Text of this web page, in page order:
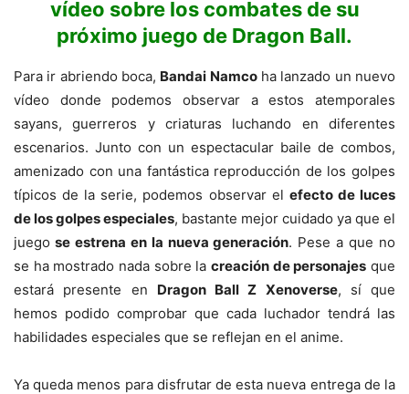
vídeo sobre los combates de su
próximo juego de Dragon Ball.
Para ir abriendo boca, Bandai Namcoha lanzado un nuevo
vídeo donde podemos observar a estos atemporales
sayans, guerreros y criaturas luchando en diferentes
escenarios. Junto con un espectacular baile de combos,
amenizado con una fantástica reproducción de los golpes
típicos de la serie, podemos observar el efecto de luces
de los golpes especiales, bastante mejor cuidado ya que el
juego se estrena en la nueva generación. Pese a que no
se ha mostrado nada sobre la creación de personajes que
estará presente en Dragon Ball Z Xenoverse, sí que
hemos podido comprobar que cada luchador tendrá las
habilidades especiales que se reflejan en el anime.
Ya queda menos para disfrutar de esta nueva entrega de la